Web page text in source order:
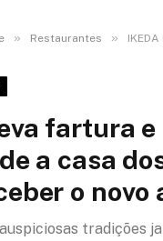
» Restaurantes » IKEDA leva
fartura e
a casa
o novo
tradições